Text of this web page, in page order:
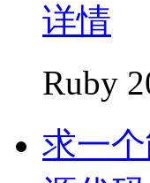
详情
Ruby
求一